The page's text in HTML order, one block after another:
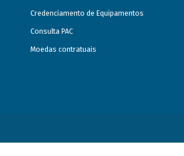
Credenciamento de Equipamentos
Consulta PAC
Moedas contratuais